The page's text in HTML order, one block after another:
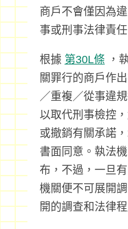
商戶不會僅因為
事或刑事法律責任
根據 第30L條 ，
關罪行的商戶作
／重複／從事違
以取代刑事檢控
或撤銷有關承諾
書面同意。執法
布，不過，一旦
機關便不可展開
開的調查和法律